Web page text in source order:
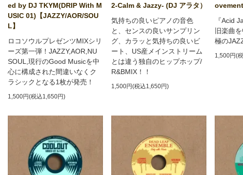
ed by DJ TKYM(DRIP With M
USIC 01)【JAZZY/AOR/SOU
L】
ロコソウルプレゼンツMIXシリ
ーズ第一弾！JAZZY,AOR,NU
SOUL,現行のGood Musicを中
心に構成された間違いなくク
ラシックとなる1枚が発売！
1,500円(税込1,650円)
2-Calm & Jazzy- (DJ アラタ）
気持ちの良いピアノの音色
と、センスの良いサンプリン
グ、カラッと気持ちの良いビ
ート、US産メインストリーム
とは違う独自のヒップホップ/
R&BMIX！！
1,500円(税込1,650円)
『Acid
旧楽曲
極の
1,500円(